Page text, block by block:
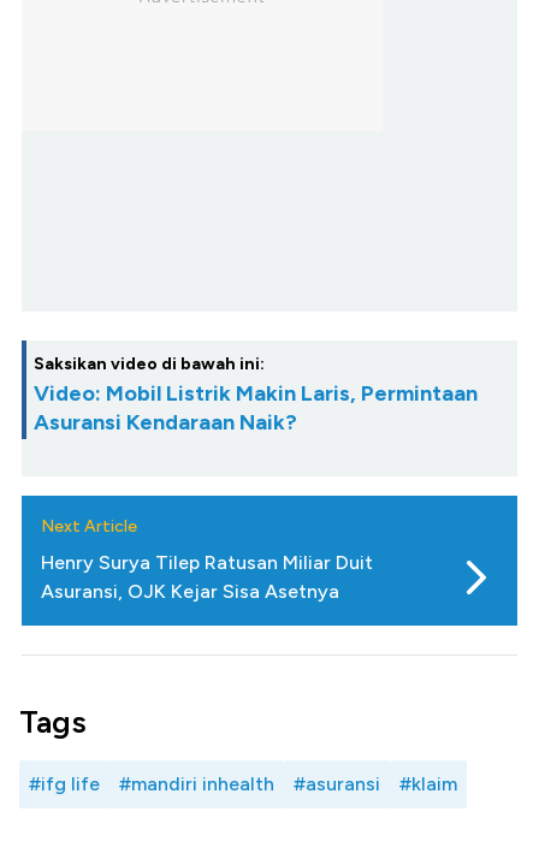
Saksikan video di bawah ini:
Video: Mobil Listrik Makin Laris, Permintaan
Asuransi Kendaraan Naik?
Next Article
Henry Surya Tilep Ratusan Miliar Duit
Asuransi, OJK Kejar Sisa Asetnya
Tags
#ifg life #mandiri inhealth #asuransi #klaim